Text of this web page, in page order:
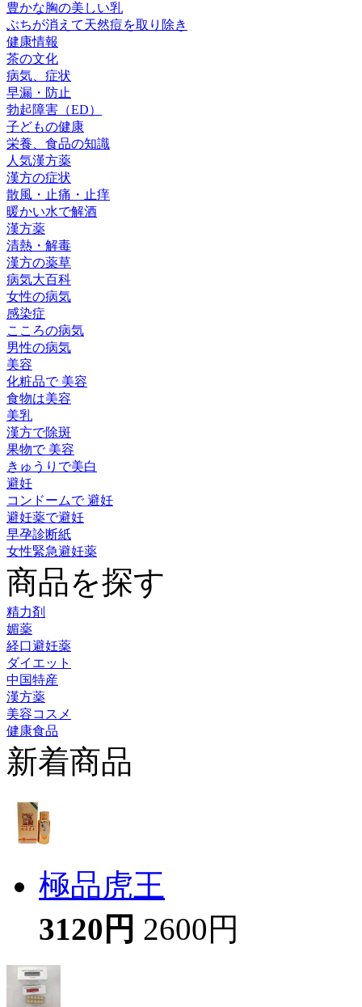
豊かな胸の美しい乳
ぶちが消えて天然痘を取り除き
健康情報
茶の文化
病気、症状
早漏・防止
勃起障害（ED）
子どもの健康
栄養、食品の知識
人気漢方薬
漢方の症状
散風・止痛・止痒
暖かい水で解酒
漢方薬
清熱・解毒
漢方の薬草
病気大百科
女性の病気
感染症
こころの病気
男性の病気
美容
化粧品で 美容
食物は美容
美乳
漢方で除斑
果物で 美容
きゅうりで美白
避妊
コンドームで 避妊
避妊薬で避妊
早孕診断紙
女性緊急避妊薬
商品を探す
精力剤
媚薬
経口避妊薬
ダイエット
中国特産
漢方薬
美容コスメ
健康食品
新着商品
極品虎王
3120円 2600円